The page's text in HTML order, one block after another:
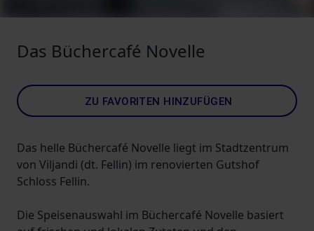
Das Büchercafé Novelle
ZU FAVORITEN HINZUFÜGEN
Das helle Büchercafé Novelle liegt im Stadtzentrum
von Viljandi (dt. Fellin) im renovierten Gutshof
Schloss Fellin.
Die Speisenauswahl im Büchercafé Novelle basiert